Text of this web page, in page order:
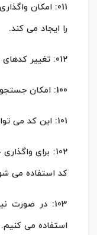
011: امکان
را ایجاد می کند.
012: تغییر کدهای ویژه سیستم ها
100: امکان جستجو را ایجاد می کند
101: این کد می توان نوع جستجو را انتخاب کند.
102: برای
کد استفاده می
استفاده می کنیم.